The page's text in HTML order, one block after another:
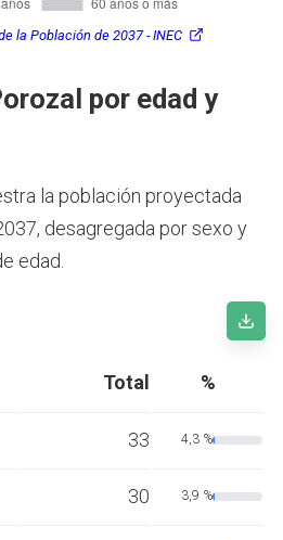
la Población de 2037 - INEC
por edad y
la población proyectada
desagregada por sexo y
edad.
Total %
33 4,3 %
30 3,9 %